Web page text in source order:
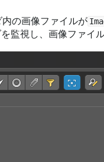
の画像ファイルが
監視し、画像ファイ